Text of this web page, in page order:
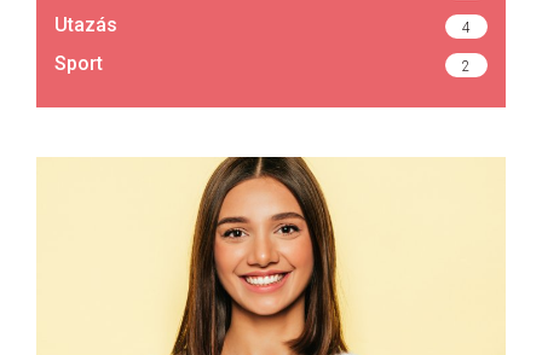
Utazás 4
Sport 2